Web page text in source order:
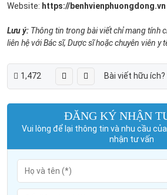
Website: https://benhvienphuongdong.vn
Lưu ý: Thông tin trong bài viết chỉ mang tính
liên hệ với Bác sĩ, Dược sĩ hoặc chuyên viên y
1,472 Bài viết hữu ích?
ĐĂNG KÝ NHẬN
Vui lòng để lại thông tin và nhu cầu
nhận tư vấn